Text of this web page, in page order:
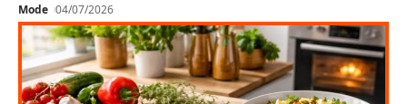
Mode 04/07/2026